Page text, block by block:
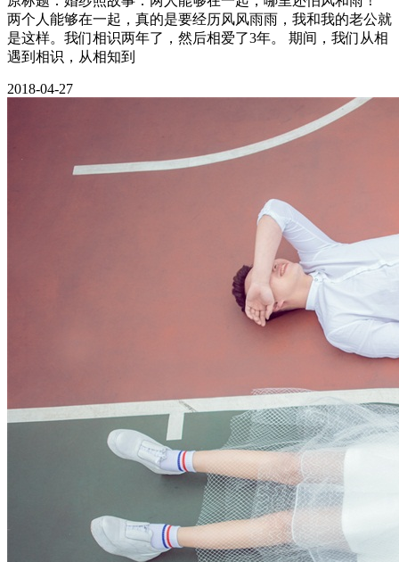
两个人能够在一起，真的是要经历风风雨雨，我和我的老公就
是这样。我们相识两年了，然后相爱了3年。 期间，我们从相
遇到相识，从相知到
2018-04-27